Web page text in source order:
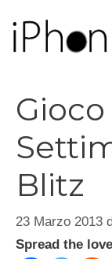
contenuto
Blitz
23 Marzo 2013
Spread the love